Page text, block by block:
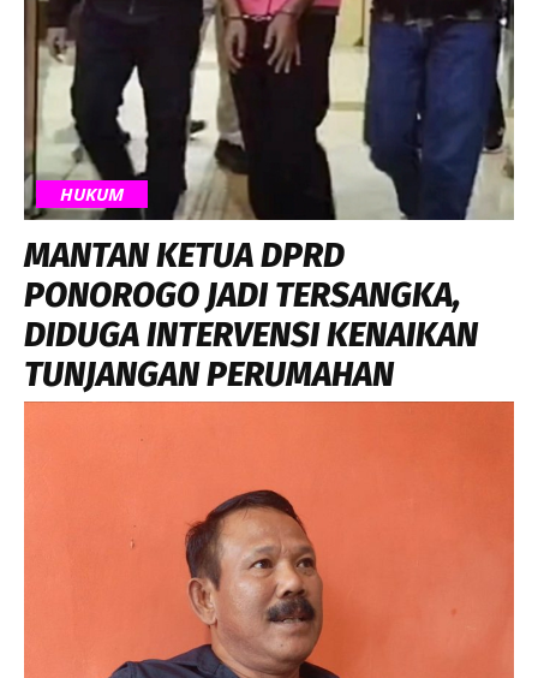
HUKUM
MANTAN KETUA DPRD
PONOROGO JADI TERSANGKA,
DIDUGA INTERVENSI KENAIKAN
TUNJANGAN PERUMAHAN